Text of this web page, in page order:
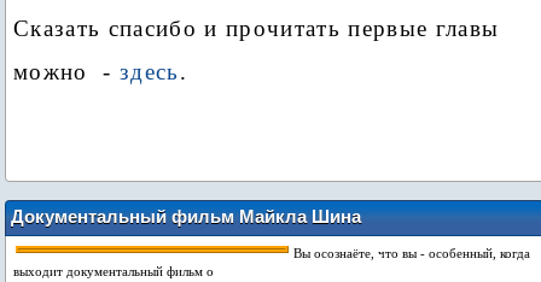
Сказать спасибо и прочитать первые главы
можно
- здесь.
Документальный фильм Майкла Шина
на следующей неделе дебютирует на
британском телевидении
Вы осознаёте, что вы - особенный, когда
выходит документальный фильм о